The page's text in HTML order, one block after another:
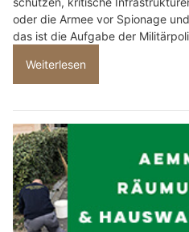
oder die Armee vor Spionage
das ist die Aufgabe der
Weiterlesen